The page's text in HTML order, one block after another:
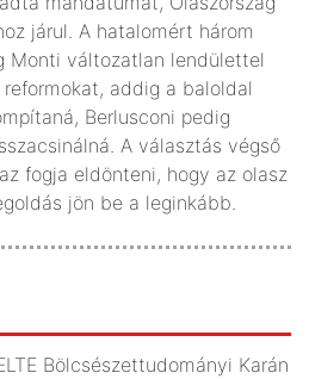
járul. A hatalomért három
Monti változatlan lendülettel
addig a baloldal
Berlusconi pedig
A választás végső
fogja eldönteni, hogy az olasz
jön be a leginkább.
Bölcsészettudományi Karán